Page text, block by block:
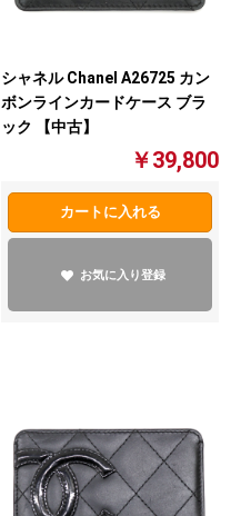
シャネル Chanel A26725 カン
ボンラインカードケース ブラ
ック 【中古】
￥39,800
カートに入れる
お気に入り登録